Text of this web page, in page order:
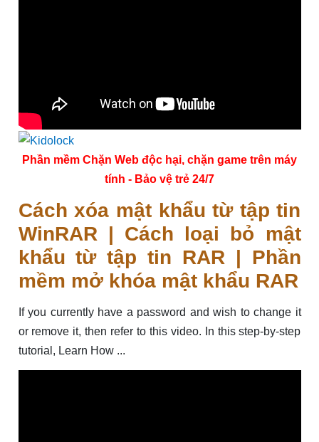
Phần mềm Chặn Web độc hại, chặn game trên máy
tính - Bảo vệ trẻ 24/7
Cách xóa mật khẩu từ tập tin
WinRAR | Cách loại bỏ mật
khẩu từ tập tin RAR | Phần
mềm mở khóa mật khẩu RAR
If you currently have a password and wish to change it
or remove it, then refer to this video. In this step-by-step
tutorial, Learn How ...